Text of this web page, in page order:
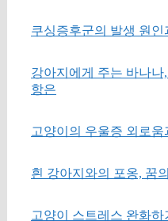
쿠싱증후군의 발생 원
강아지에게 주는 바나
항은
고양이의 우울증 외로
흰 강아지와의 포옹, 꿈
고양이 스트레스 완화